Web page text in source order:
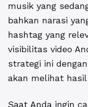
musik yang
bahkan narasi
hashtag yang
visibilitas video
strategi ini
akan melihat
Saat Anda ingin